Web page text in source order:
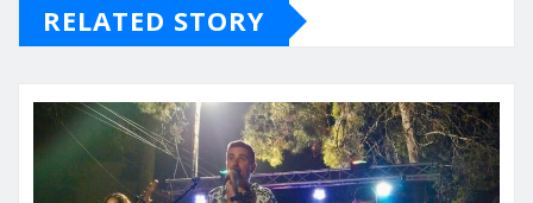
RELATED STORY